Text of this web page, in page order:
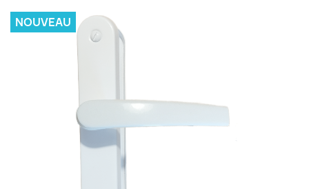
NOUVEAU